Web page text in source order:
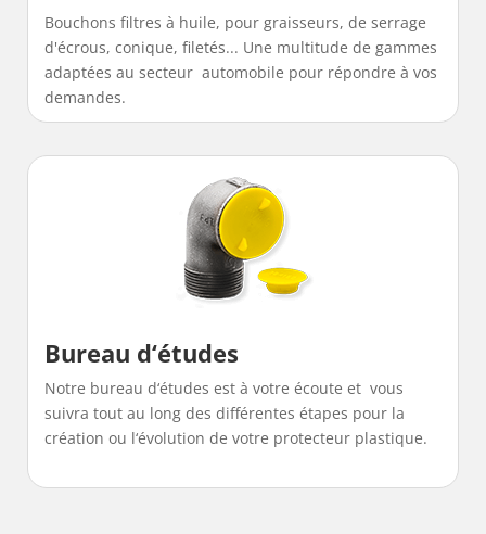
Bouchons filtres à huile, pour graisseurs, de serrage
d'écrous, conique, filetés... Une multitude de gammes
adaptées au secteur automobile pour répondre à vos
demandes.
Bureau d‘études
Notre bureau d‘études est à votre écoute et vous
suivra tout au long des différentes étapes pour la
création ou l‘évolution de votre protecteur plastique.